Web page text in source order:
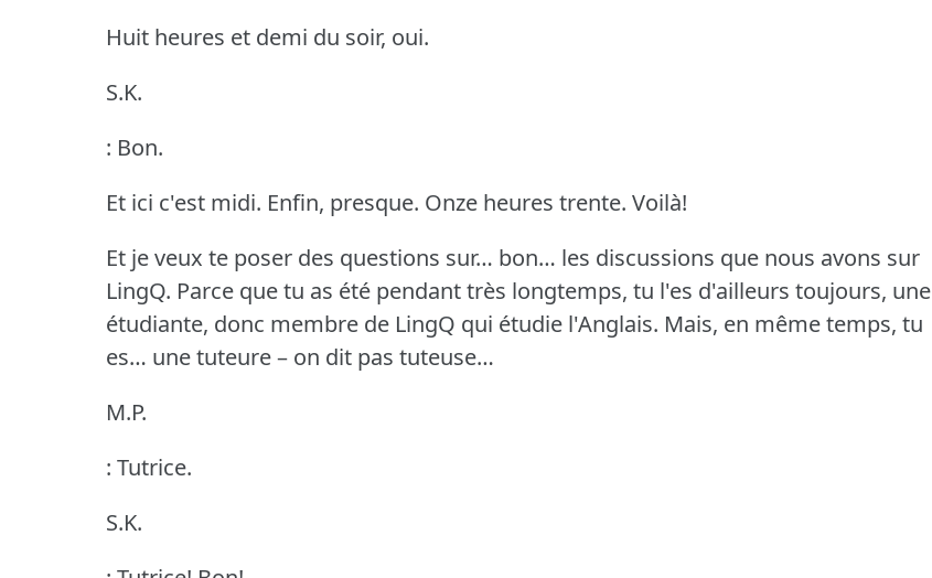
Huit heures et demi du soir, oui.
S.K.
: Bon.
Et ici c'est midi. Enfin, presque. Onze heures trente. Voilà!
Et je veux te poser des questions sur… bon… les discussions que nous avons sur
LingQ. Parce que tu as été pendant très longtemps, tu l'es d'ailleurs toujours, une
étudiante, donc membre de LingQ qui étudie l'Anglais. Mais, en même temps, tu
es… une tuteure – on dit pas tuteuse…
M.P.
: Tutrice.
S.K.